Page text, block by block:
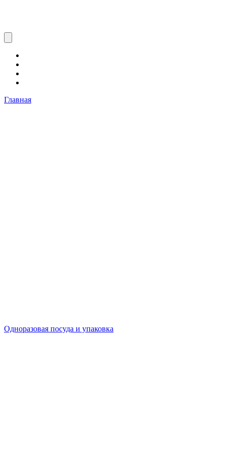
Главная
Одноразовая посуда и упаковка